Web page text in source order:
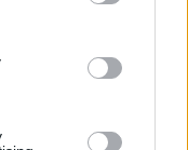
third-party tags to
in below Google